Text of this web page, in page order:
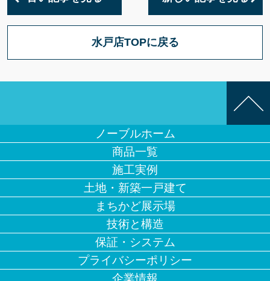
水戸店TOPに戻る
ノーブルホーム
商品一覧
施工実例
土地・新築一戸建て
まちかど展示場
技術と構造
保証・システム
プライバシーポリシー
企業情報